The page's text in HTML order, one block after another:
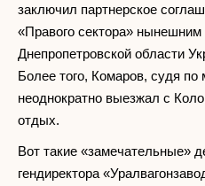
заключил партнерское
«Правого сектора» нынешним
Днепропетровской области
Более того, Комаров, судя
неоднократно выезжал с
отдых.
Вот такие «замечательные»
гендиректора